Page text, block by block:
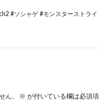
#ソシャゲ #モンスターストライ
ん。 ※ が付いている欄は必須項